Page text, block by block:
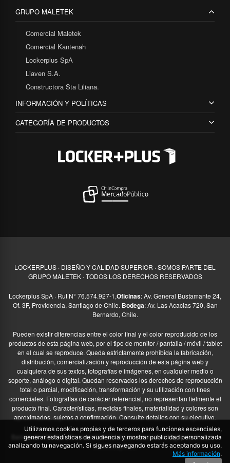
GRUPO MALETEK
Comercial Maletek
Comercial Kantenah
Lockerplus SpA
Liaven S.A.
Constructora Sta Liliana.
INFORMACIÓN Y POLÍTICAS
CATEGORÍA DE PRODUCTOS
LOCKERPLUS · DISEÑO Y CALIDAD SUPERIOR · SOMOS PARTE DEL
GRUPO MALETEK · TODOS LOS DERECHOS RESERVADOS
Lockerplus SpA · Rut N° 76.574.927-1,Oficinas: Av. General Bustamante 24,
Of. 3F, Providencia, Santiago de Chile. Bodega: Av. Las Acacias 720, San
Bernardo, Chile.
Pueden existir diferencias entre el color final y el color reproducido de los
productos de esta página web, por el tipo de monitor / pantalla / móvil / tablet
en el cual se reproduce. Queda estrictamente prohibida la fabricación,
distribución, comercialización y reproducción de esta página web y
cualquiera de sus textos, fotografías e imágenes, en cualquier medio o
soporte, análogo o digital. Quedan reservados los derechos de reproducción
total o parcial, modificación, transformación y su utilización con fines
comerciales. Fotografías de carácter referencial, no representan fielmente el
producto final. Características, medidas finales, materialidad y colores son
aproximados, sujetos a confirmación. Consulte detalles con su ejecutivo.
Banner de “Ofertas y Descuentos” diseñado utilizando imagen de freepik –
www.freepik.es
Utilizamos cookies propias y de terceros para funciones escenciales,
generar estadísticas de audiencia y mostrar publicidad personalizada
analizando tu navegación. Si sigues navegando estarás aceptando su uso.
Más información.